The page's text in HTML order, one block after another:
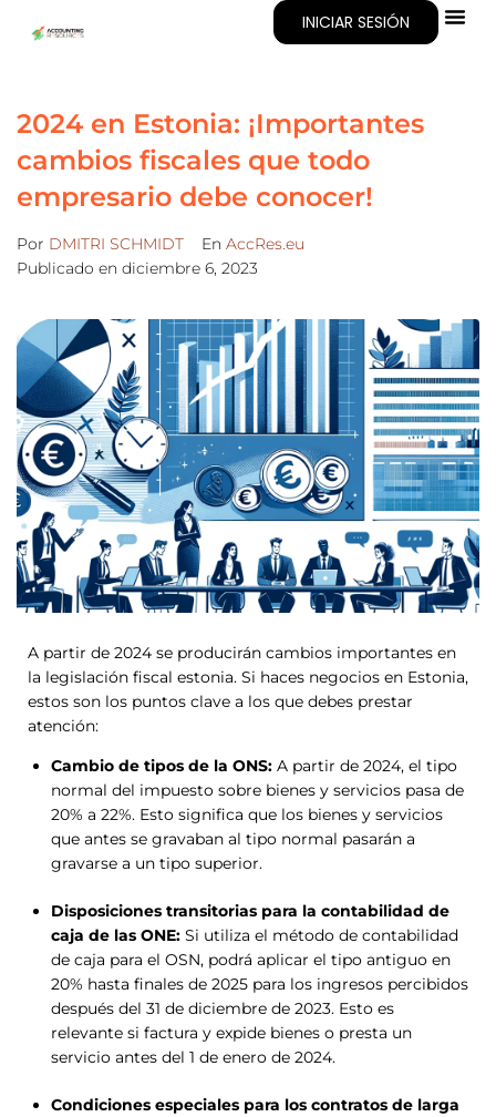
INICIAR SESIÓN
2024 en Estonia: ¡Importantes
cambios fiscales que todo
empresario debe conocer!
Por DMITRI SCHMIDT En AccRes.eu
Publicado en diciembre 6, 2023
A partir de 2024 se producirán cambios importantes en
la legislación fiscal estonia. Si haces negocios en Estonia,
estos son los puntos clave a los que debes prestar
atención:
Cambio de tipos de la ONS: A partir de 2024, el tipo
normal del impuesto sobre bienes y servicios pasa de
20% a 22%. Esto significa que los bienes y servicios
que antes se gravaban al tipo normal pasarán a
gravarse a un tipo superior.
Disposiciones transitorias para la contabilidad de
caja de las ONE: Si utiliza el método de contabilidad
de caja para el OSN, podrá aplicar el tipo antiguo en
20% hasta finales de 2025 para los ingresos percibidos
después del 31 de diciembre de 2023. Esto es
relevante si factura y expide bienes o presta un
servicio antes del 1 de enero de 2024.
Condiciones especiales para los contratos de larga